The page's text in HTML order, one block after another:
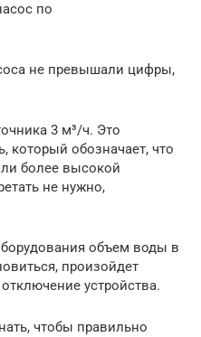
по
не превышали цифры,
3 м³/ч. Это
который обозначает, что
более высокой
не нужно,
объем воды в
произойдет
устройства.
чтобы правильно